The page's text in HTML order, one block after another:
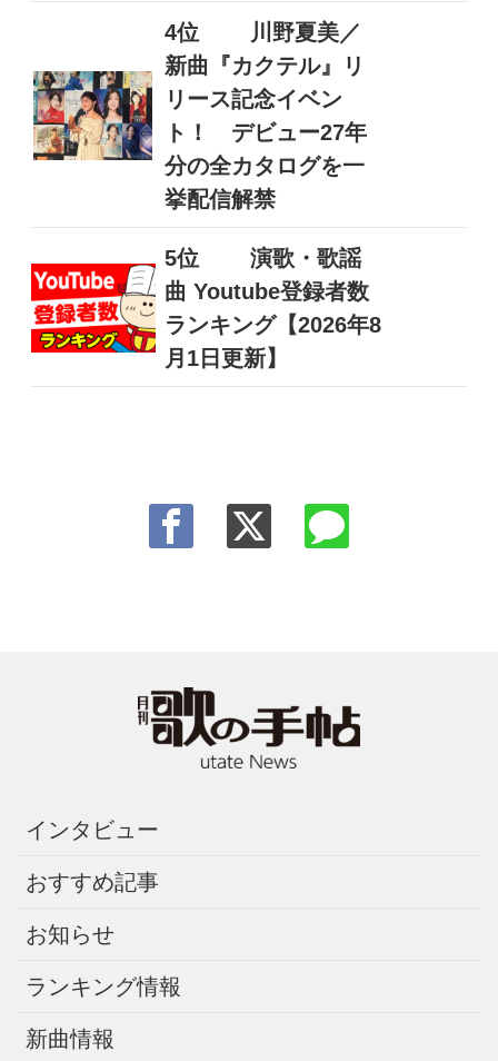
4位
川野夏美／
新曲『カクテル』リ
リース記念イベン
ト！ デビュー27年
分の全カタログを一
挙配信解禁
5位
演歌・歌謡
曲 Youtube登録者数
ランキング【2026年8
月1日更新】
インタビュー
おすすめ記事
お知らせ
ランキング情報
新曲情報